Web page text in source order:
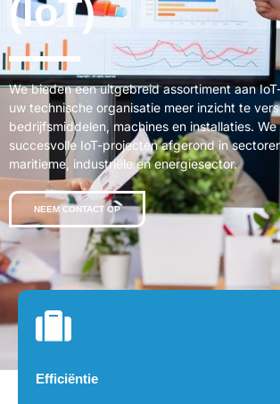
(IoT)
We bieden een uitgebreid assortiment aan
uw technische organisatie meer inzicht te
bedrijfsmiddelen, machines en installaties.
succesvolle IoT-projecten afgerond in
maritieme, industriële en energiesector.
NEEM CONTACT OP
Efficiëntie